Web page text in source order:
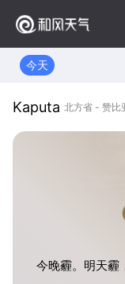
今天
Kaputa 北方省 - 赞比
今晚霾。明天霾